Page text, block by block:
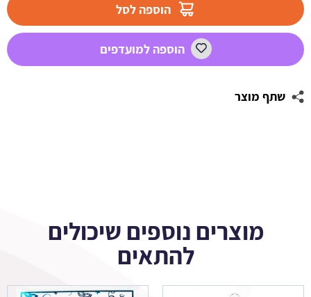
פורים
הוספה לסל
הוספה למועדפים
שתף מוצר
מוצרים נוספים שיכולים
להתאים